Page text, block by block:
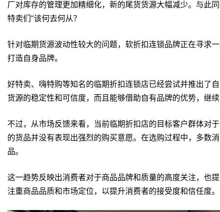
厂对库存的管理更加精细化，新的尾货货源大幅减少。与此
特卖们”该何去何从？
针对临期货源波动性较大的问题，软折扣连锁品牌正在寻
打造自身品牌。
好特卖、嗨特购等知名的临期折扣连锁店已经尝试并推出了
货源的稳定性和可信度，而且能够借助自有品牌的优势，继
不过，从市场反馈来看，当前临期折扣店的目标客户群体对
的货品并没有表现出强烈的购买意愿。在选购过程中，多数
品。
这一趋势反映出消费者对于商品品牌和质量的高度关注，也
注重商品品质和市场定位，以提升消费者的接受度和信任度。